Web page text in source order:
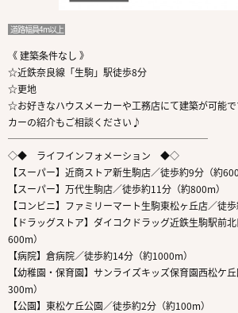
道路幅員4m以上
《 建築条件なし 》
☆近鉄奈良線「生駒」駅徒歩8分
☆更地
☆お好きなハウスメーカーや工務店にて建築が可能
カーの紹介もご相談ください♪
─────────────────────
◇◆ ライフインフォメーション ◆◇
【スーパー】近商ストア新生駒店／徒歩約9分（約
【スーパー】万代生駒店／徒歩約11分（約800m）
【コンビニ】ファミリーマート生駒東松ヶ丘店／徒
【ドラッグストア】ダイコクドラッグ近鉄生駒駅前
600m）
【病院】倉病院／徒歩約14分（約1000m）
【幼稚園・保育園】サンライズキッズ保育園西松ケ
300m）
【公園】東松ケ丘公園／徒歩約2分（約100m）